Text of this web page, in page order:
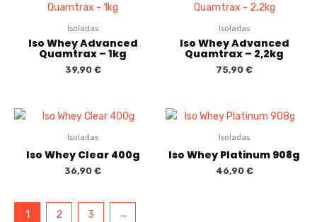
Isoladas
Iso Whey Advanced
Quamtrax – 1kg
39,90 €
Isoladas
Iso Whey Advanced
Quamtrax – 2,2kg
75,90 €
Isoladas
Iso Whey Clear 400g
36,90 €
Isoladas
Iso Whey Platinum 908g
46,90 €
1 2 3 →